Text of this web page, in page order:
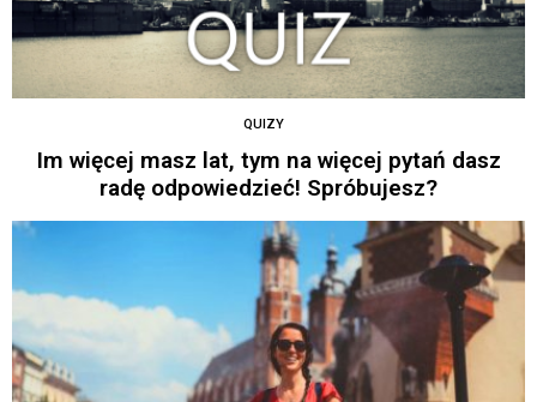
QUIZY
Im więcej masz lat, tym na więcej pytań dasz
radę odpowiedzieć! Spróbujesz?